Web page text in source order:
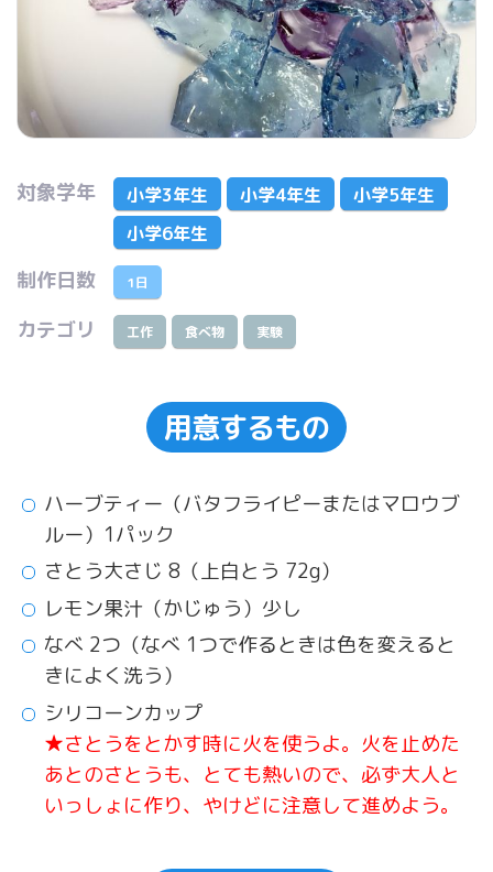
対象学年 小学3年生 小学4年生
小学5年生
小学6年生
制作日数 1日
カテゴリ 工作 食べ物 実験
用意するもの
ハーブティー（バタフライピーまたはマロウブ
ルー）1パック
さとう大さじ 8（上白とう 72g）
レモン果汁（かじゅう）少し
なべ 2つ（なべ 1つで作るときは色を変えると
きによく洗う）
シリコーンカップ
★さとうをとかす時に火を使うよ。火を止めた
あとのさとうも、とても熱いので、必ず大人と
いっしょに作り、やけどに注意して進めよう。